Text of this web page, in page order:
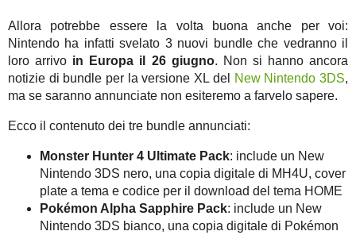
Allora potrebbe essere la volta buona anche per voi:
Nintendo ha infatti svelato 3 nuovi bundle che vedranno il
loro arrivo in Europa il 26 giugno. Non si hanno ancora
notizie di bundle per la versione XL del
New Nintendo 3DS,
ma se saranno annunciate non esiteremo a farvelo sapere.
Ecco il contenuto dei tre bundle annunciati:
Monster Hunter 4 Ultimate Pack: include un New
Nintendo 3DS nero, una copia digitale di MH4U, cover
plate a tema e codice per il download del tema HOME
Pokémon Alpha Sapphire Pack: include un New
Nintendo 3DS bianco, una copia digitale di Pokémon